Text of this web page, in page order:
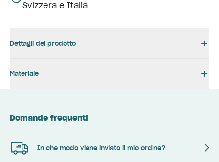
Svizzera e Italia
Dettagli del prodotto
Materiale
Domande frequenti
In che modo viene inviato il mio ordine?